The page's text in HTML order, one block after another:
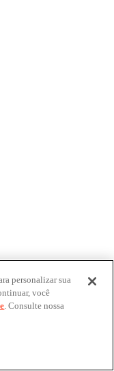
personalizar sua
você
. Consulte nossa